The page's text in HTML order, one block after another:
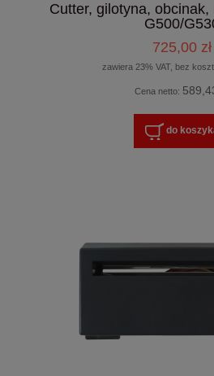
Cutter, gilotyna,
G500/
725,00 zł
zawiera 23% VAT, bez
Cena netto:
do